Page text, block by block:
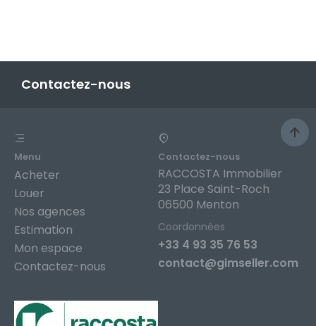
Contactez-nous
Menu
Acheter
Louer
Nos agences
Estimation
Mon espace
Contactez-nous
Contactez-nous
RACCOSTA Immobilier
23 Place Saint-Roch
06500 Menton
Coordonnées
+33 4 93 35 76 53
contact@gimseller.com